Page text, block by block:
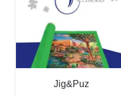
Jig&Puz